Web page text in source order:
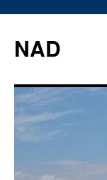
contenuto
NAD